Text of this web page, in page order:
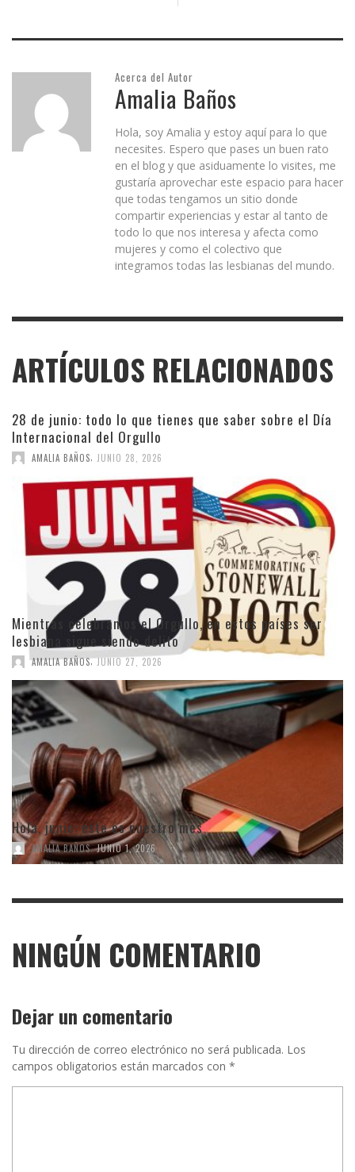
Acerca del Autor
Amalia Baños
Hola, soy Amalia y estoy aquí para lo que
necesites. Espero que pases un buen rato
en el blog y que asiduamente lo visites, me
gustaría aprovechar este espacio para hacer
que todas tengamos un sitio donde
compartir experiencias y estar al tanto de
todo lo que nos interesa y afecta como
mujeres y como el colectivo que
integramos todas las lesbianas del mundo.
ARTÍCULOS RELACIONADOS
28 de junio: todo lo que tienes que saber sobre el Día
Internacional del Orgullo
AMALIA BAÑOS JUNIO 28, 2026
Mientras celebramos el Orgullo, en estos países ser
lesbiana sigue siendo delito
AMALIA BAÑOS, JUNIO 27, 2026
Hola, junio: este es nuestro mes
AMALIA BAÑOS, JUNIO 1, 2026
NINGÚN COMENTARIO
Dejar un comentario
Tu dirección de correo electrónico no será publicada. Los
campos obligatorios están marcados con *